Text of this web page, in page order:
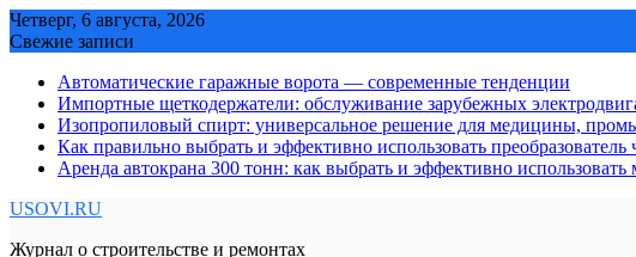
Skip
to
Четверг, 6 августа, 2026
Свежие записи
Автоматические гаражные ворота — современные тенденции
Импортные щеткодержатели: обслуживание зарубежных
Изопропиловый спирт: универсальное решение для медицины,
Как правильно выбрать и эффективно использовать преобразователь
Аренда автокрана 300 тонн: как выбрать и эффективно
USOVI.RU
Журнал о строительстве и ремонтах